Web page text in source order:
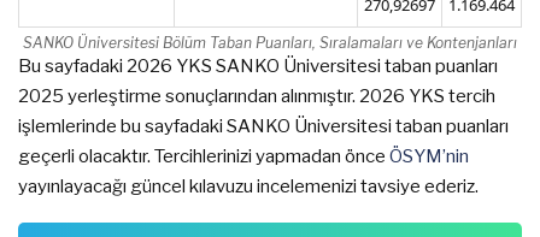
270,92697
1.169.464
SANKO Üniversitesi Bölüm Taban Puanları, Sıralamaları ve Kontenjanları
Bu sayfadaki 2026 YKS SANKO Üniversitesi taban puanları
2025 yerleştirme sonuçlarından alınmıştır. 2026 YKS tercih
işlemlerinde bu sayfadaki SANKO Üniversitesi taban puanları
geçerli olacaktır. Tercihlerinizi yapmadan önce ÖSYM’nin
yayınlayacağı güncel kılavuzu incelemenizi tavsiye ederiz.